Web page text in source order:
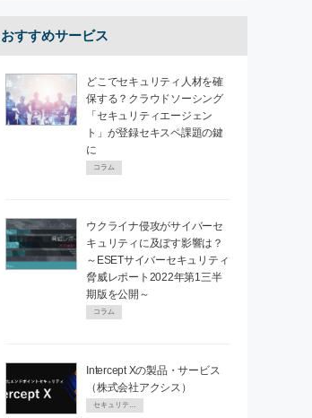
おすすめサービス
どこでセキュリティ人材を確
保する？クラウドソーシング
「セキュリティエージェン
ト」が登録セキスペ課題の鍵
に
コラム
ウクライナ侵攻がサイバーセ
キュリティに及ぼす影響は？
～ESETサイバーセキュリティ
脅威レポート2022年第1三半
期版を公開～
コラム
Intercept Xの製品・サービス
（株式会社アクシス）
セキュリティPR